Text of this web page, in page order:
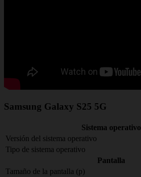
Samsung Galaxy S25 5G
Sistema operativo
Versión del sistema operativo
Tipo de sistema operativo
Pantalla
Tamaño de la pantalla (p)